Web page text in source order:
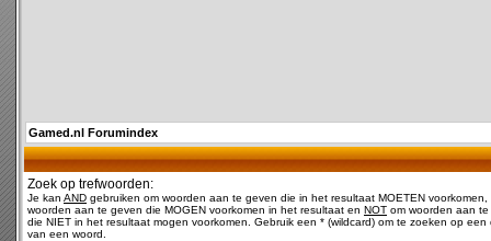
Gamed.nl Forumindex
Zoek op trefwoorden:
Je kan AND gebruiken om woorden aan te geven die in het resultaat MOETEN voorkomen,
woorden aan te geven die MOGEN voorkomen in het resultaat en NOT om woorden aan
die NIET in het resultaat mogen voorkomen. Gebruik een * (wildcard) om te zoeken op een
van een woord.